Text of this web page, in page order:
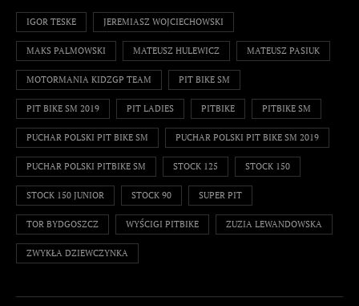
IGOR TESKE JEREMIASZ WOJCIECHOWSKI
MAKS PALMOWSKI MATEUSZ HULEWICZ MATEUSZ PASIUK
MOTORMANIA KIDZGP TEAM PIT BIKE SM
PIT BIKE SM 2019 PIT LADIES PITBIKE PITBIKE SM
PUCHAR POLSKI PIT BIKE SM PUCHAR POLSKI PIT BIKE SM 2019
PUCHAR POLSKI PITBIKE SM STOCK 125 STOCK 150
STOCK 150 JUNIOR STOCK 90 SUPER PIT
TOR BYDGOSZCZ WYŚCIGI PITBIKE ZUZIA LEWANDOWSKA
ZWYKŁA DZIEWCZYNKA